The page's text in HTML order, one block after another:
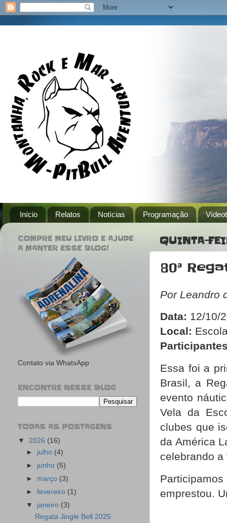
Início Relatos Notícias Programação
QUINTA-
80ª
Por Leandro
Data: 12/10/
Local:
Essa foi a
Brasil, a
evento
Vela da
clubes que
da América
celebrando
emprestou.
COMPRE MEU LIVRO E AJUDE
A MANTER ESSE BLOG!
Contato via WhatsApp
ENCONTRE NESSE BLOG
TODAS AS POSTAGENS
▼ 2026 (16)
► julho (4)
► junho (5)
► março (3)
►fevereiro (1)
▼ janeiro (3)
Regata Jingle Bell 2025